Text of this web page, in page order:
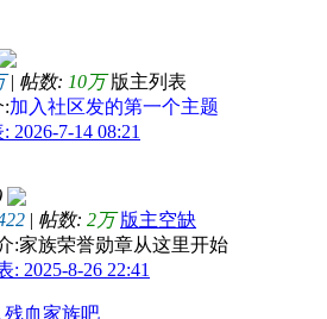
黑客电脑高清桌面壁纸喜欢带走
我过夜 - AI奶绿
样？这家企业说，机器人会
| 帖数: 10万 版主列表
:加入社区发的第一个主题
2026-7-14 08:21
| 帖数: 2万 版主空缺
:家族荣誉勋章从这里开始
: 2025-8-26 22:41